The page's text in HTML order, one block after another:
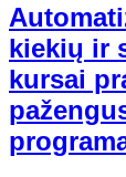
kiekių ir
kursai